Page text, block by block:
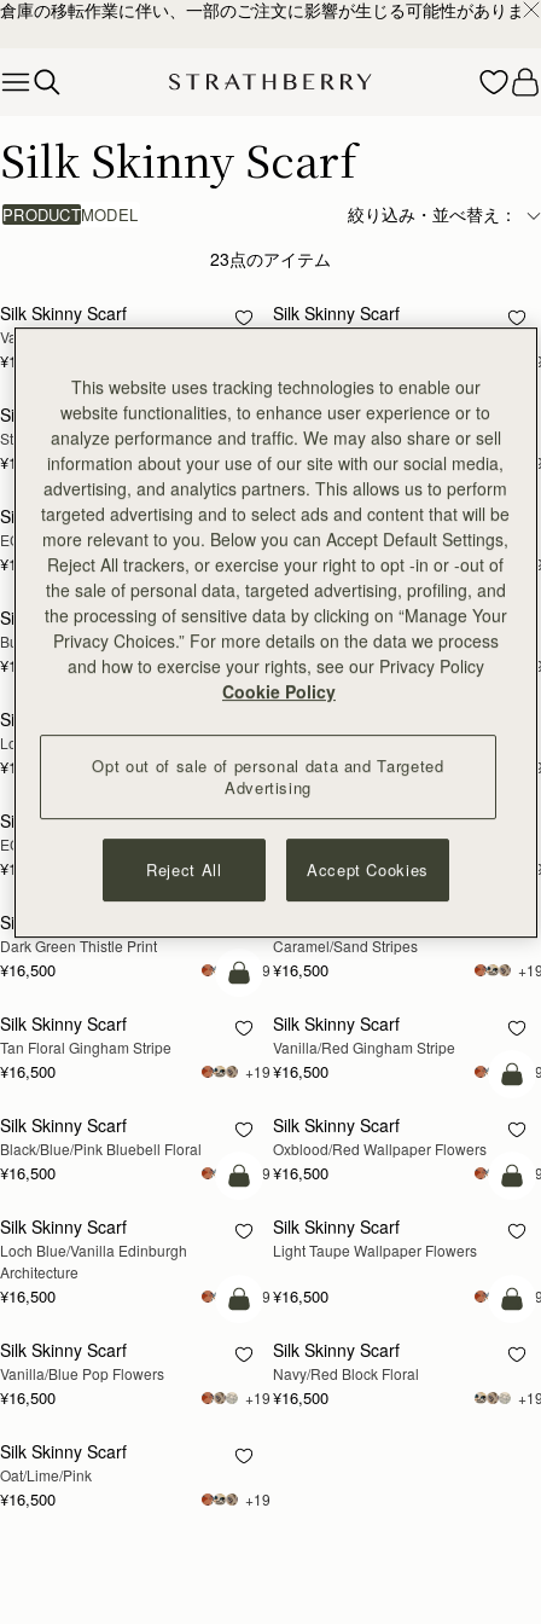
Skip to content
倉庫の移転作業に伴い、一部のご注文に影響が生じる可能性がありま
Silk Skinny Scarf
PRODUCTMODEL
絞り込み・並べ替え：
23点のアイテム
再入荷予定
Silk Skinny Scarf
Vanilla/Brûlée Tulip Print
¥16,500
Silk Skinny Scarf
Vanilla/Forest Green Thistle Print
再入荷予定
Silk Skinny Scarf
Strathberry Townhouse Print
¥16,500 +19
Silk Skinny Scarf
Vanilla Frame Flower Print
¥16,500
再入荷予定
Silk Skinny Scarf
ECA Charlotte Floral Black/Oat
¥16,500 +19
Silk Skinny Scarf
Caramel/Tan Block Floral
¥16,500
再入荷予定
Silk Skinny Scarf
Burgundy/Pink Bluebell Floral
¥16,500 +19
再入荷予定
Silk Skinny Scarf
Vanilla/Green Thistle Print
¥16,500
カートに追加
Silk Skinny Scarf
Loch Blue Flower Berry
¥16,500 +19
Butter Yellow Berry Flower
¥16,500
再入荷予定
Silk Skinny Scarf
ECA Charlotte Floral Burgundy/Navy
¥16,500
再入荷予定
Silk Skinny Scarf
Cognac/Butter Bluebell Floral
¥16,500
カートに追加
Silk Skinny Scarf
Dark Green Thistle Print
¥16,500 +19
Caramel/Sand Stripes
¥16,500
カートに追加
Silk Skinny Scarf
Tan Floral Gingham Stripe
¥16,500 +19
再入荷予定
Silk Skinny Scarf
Vanilla/Red Gingham Stripe
¥16,500
再入荷予定
Silk Skinny Scarf
Black/Blue/Pink Bluebell Floral
¥16,500 +19
新登場
カ
Silk Skinny Scarf
Oxblood/Red Wallpaper Flowers
¥16,500
新登場
カートに追加
Silk Skinny Scarf
Loch Blue/Vanilla Edinburgh
Architecture
¥16,500 +19
新登場
カ
Silk Skinny Scarf
Light Taupe Wallpaper Flowers
¥16,500
新登場
カートに追加
Silk Skinny Scarf
Vanilla/Blue Pop Flowers
¥16,500 +19
新登場
カ
Silk Skinny Scarf
Navy/Red Block Floral
¥16,500
再入荷予定
Silk Skinny Scarf
Oat/Lime/Pink
¥16,500 +19
This website uses tracking technologies to enable our
website functionalities, to enhance user experience or to
analyze performance and traffic. We may also share or sell
information about your use of our site with our social media,
advertising, and analytics partners. This allows us to perform
targeted advertising and to select ads and content that will be
more relevant to you. Below you can Accept Default Settings,
Reject All trackers, or exercise your right to opt -in or -out of
the sale of personal data, targeted advertising, profiling, and
the processing of sensitive data by clicking on “Manage Your
Privacy Choices.” For more details on the data we process
and how to exercise your rights, see our Privacy Policy
Cookie Policy
Opt out of sale of personal data and Targeted
Advertising
Reject All Accept Cookies